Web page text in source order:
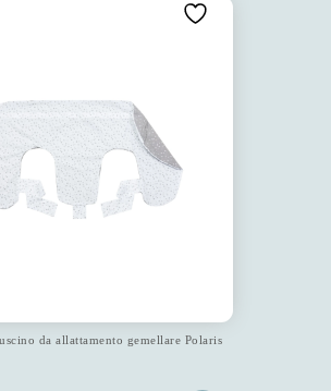
da allattamento gemellare Polaris